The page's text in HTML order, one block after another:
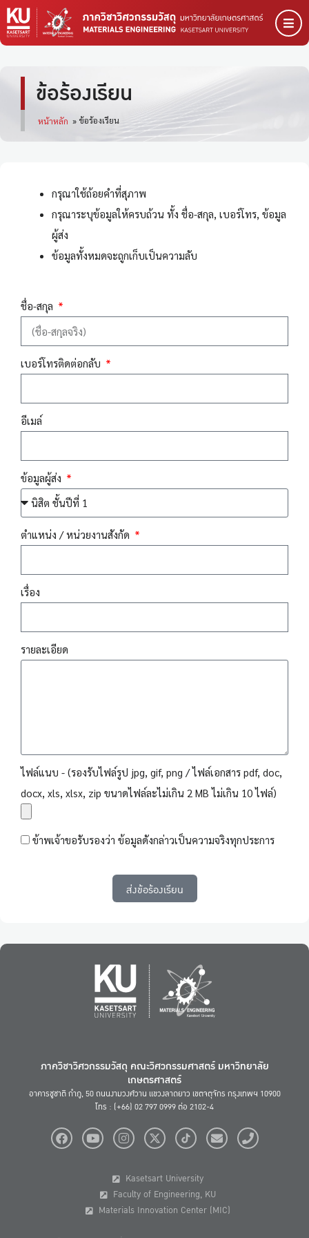
ข้อร้องเรียน
หน้าหลัก » ข้อร้องเรียน
กรุณาใช้ถ้อยคำที่สุภาพ
กรุณาระบุข้อมูลให้ครบถ้วน ทั้ง ชื่อ-สกุล, เบอร์โทร, ข้อมูล
ผู้ส่ง
ข้อมูลทั้งหมดจะถูกเก็บเป็นความลับ
ชื่อ-สกุล
เบอร์โทรติดต่อกลับ
อีเมล์
ข้อมูลผู้ส่ง
ตำแหน่ง / หน่วยงานสังกัด
เรื่อง
รายละเอียด
ไฟล์แนบ - (รองรับไฟล์รูป jpg, gif, png / ไฟล์เอกสาร pdf, doc,
docx, xls, xlsx, zip ขนาดไฟล์ละไม่เกิน 2 MB ไม่เกิน 10 ไฟล์)
ข้าพเจ้าขอรับรองว่า ข้อมูลดังกล่าวเป็นความจริงทุกประการ
ส่งข้อร้องเรียน
ภาควิชาวิศวกรรมวัสดุ คณะวิศวกรรมศาสตร์ มหาวิทยาลัย
เกษตรศาสตร์
อาคารชูชาติ กำภู, 50 ถนนงามวงศ์วาน แขวงลาดยาว เขตจตุจักร กรุงเทพฯ 10900
โทร : (+66) 02 797 0999 ต่อ 2102-4
Kasetsart University
Faculty of Engineering, KU
Materials Innovation Center (MIC)